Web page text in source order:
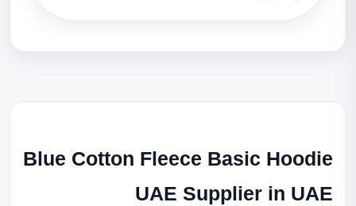
Blue Cotton Fleece Basic Hoodie
UAE Supplier in UAE